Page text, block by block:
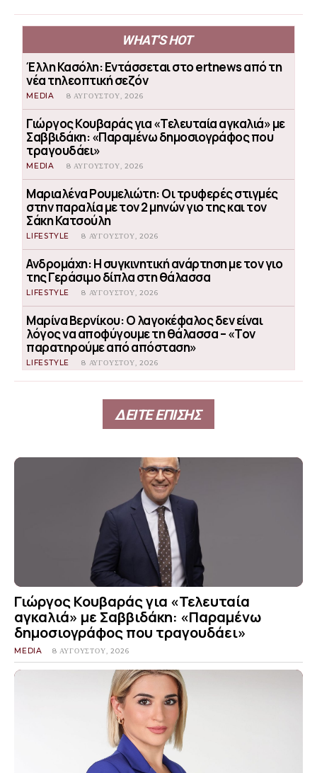
WHAT'S HOT
Έλλη Κασόλη: Εντάσσεται στο ertnews από τη
νέα τηλεοπτική σεζόν
MEDIA 8 ΑΥΓΟΎΣΤΟΥ, 2026
Γιώργος Κουβαράς για «Τελευταία αγκαλιά» με
Σαββιδάκη: «Παραμένω δημοσιογράφος που
τραγουδάει»
MEDIA 8 ΑΥΓΟΎΣΤΟΥ, 2026
Μαριαλένα Ρουμελιώτη: Οι τρυφερές στιγμές
στην παραλία με τον 2 μηνών γιο της και τον
Σάκη Κατσούλη
LIFESTYLE 8 ΑΥΓΟΎΣΤΟΥ, 2026
Ανδρομάχη: Η συγκινητική ανάρτηση με τον γιο
της Γεράσιμο δίπλα στη θάλασσα
LIFESTYLE 8 ΑΥΓΟΎΣΤΟΥ, 2026
Μαρίνα Βερνίκου: Ο λαγοκέφαλος δεν είναι
λόγος να αποφύγουμε τη θάλασσα – «Τον
παρατηρούμε από απόσταση»
LIFESTYLE 8 ΑΥΓΟΎΣΤΟΥ, 2026
ΔΕΙΤΕ ΕΠΙΣΗΣ
Γιώργος Κουβαράς για «Τελευταία
αγκαλιά» με Σαββιδάκη: «Παραμένω
δημοσιογράφος που τραγουδάει»
MEDIA 8 ΑΥΓΟΎΣΤΟΥ, 2026